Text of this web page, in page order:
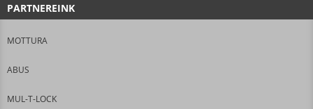
PARTNEREINK
MOTTURA
ABUS
MUL-T-LOCK